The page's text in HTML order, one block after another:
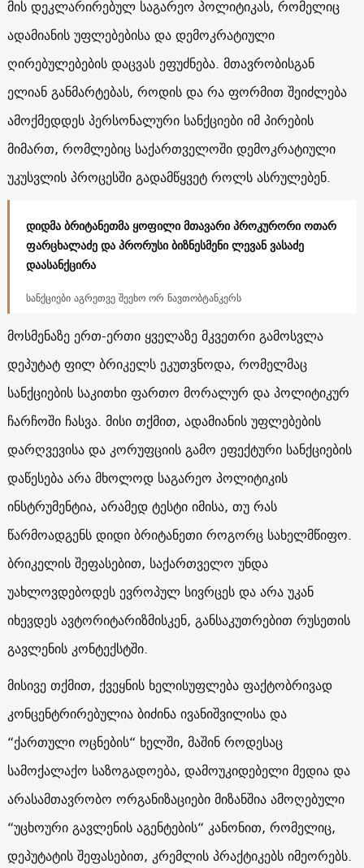
მის დეკლარირებულ საგარეო პოლიტიკას, რომელიც
ადამიანის უფლებებისა და დემოკრატიული
ღირებულებების დაცვას ეფუძნება. მთავრობისგან
ელიან განმარტებას, როდის და რა ფორმით შეიძლება
ამოქმედდეს პერსონალური სანქციები იმ პირების
მიმართ, რომლებიც საქართველოში დემოკრატიული
უკუსვლის პროცესში გადამწყვეტ როლს ასრულებენ.
დიდმა ბრიტანეთმა ყოფილი მთავარი პროკურორი ოთარ
ფარცხალაძე და პრორუსი ბიზნესმენი ლევან ვასაძე
დაასანქცირა
სანქციები აგრეთვე შეეხო ორ ნავთობტანკერს
მოსმენაზე ერთ-ერთი ყველაზე მკვეთრი გამოსვლა
დეპუტატ ფილ ბრიკელს ეკუთვნოდა, რომელმაც
სანქციების საკითხი ფართო მორალურ და პოლიტიკურ
ჩარჩოში ჩასვა. მისი თქმით, ადამიანის უფლებების
დარღვევისა და კორუფციის გამო ეფექტური სანქციების
დაწესება არა მხოლოდ საგარეო პოლიტიკის
ინსტრუმენტია, არამედ ტესტი იმისა, თუ რას
წარმოადგენს დიდი ბრიტანეთი როგორც სახელმწიფო.
ბრიკელის შეფასებით, საქართველო უნდა
უახლოვდებოდეს ევროპულ სივრცეს და არა უკან
იხევდეს ავტორიტარიზმისკენ, განსაკუთრებით რუსეთის
გავლენის კონტექსტში.
მისივე თქმით, ქვეყნის ხელისუფლება ფაქტობრივად
კონცენტრირებულია ბიძინა ივანიშვილისა და
“ქართული ოცნების“ ხელში, მაშინ როდესაც
სამოქალაქო საზოგადოება, დამოუკიდებელი მედია და
არასამთავრობო ორგანიზაციები მიზანშია ამოღებული
“უცხოური გავლენის აგენტების“ კანონით, რომელიც,
დეპუტატის შეფასებით, კრემლის პრაქტიკებს იმეორებს.